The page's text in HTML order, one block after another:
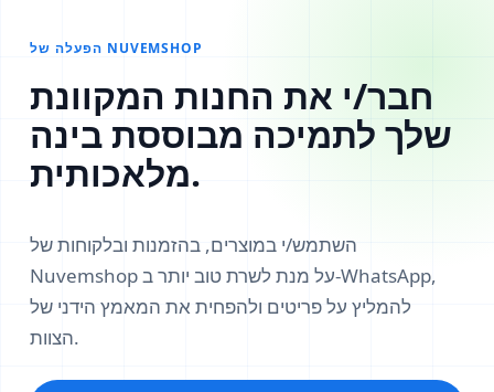
הפעלה של NUVEMSHOP
חבר/י את החנות המקוונת
שלך לתמיכה מבוססת בינה
מלאכותית.
השתמש/י במוצרים, בהזמנות ובלקוחות של
Nuvemshop על מנת לשרת טוב יותר ב‑WhatsApp,
להמליץ על פריטים ולהפחית את המאמץ הידני של
הצוות.